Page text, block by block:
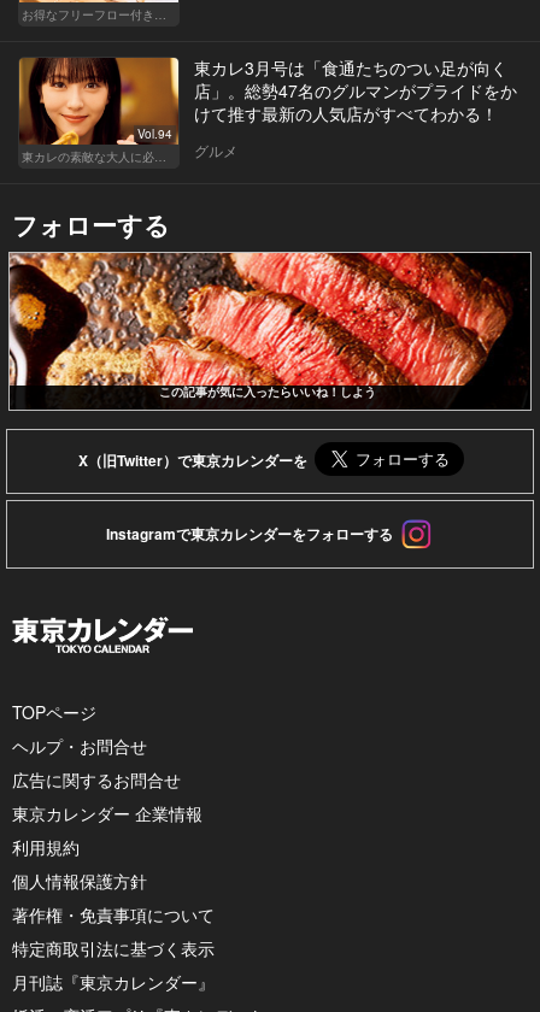
Vol.94
東カレ3月号は「食通たちのつい足が向く
店」。総勢47名のグルマンがプライドをか
けて推す最新の人気店がすべてわかる！
グルメ
フォローする
この記事が気に入ったらいいね！しよう
X（旧Twitter）で東京カレンダーを
Instagramで東京カレンダーをフォローする
TOPページ
ヘルプ・お問合せ
広告に関するお問合せ
東京カレンダー 企業情報
利用規約
個人情報保護方針
著作権・免責事項について
特定商取引法に基づく表示
月刊誌『東京カレンダー』